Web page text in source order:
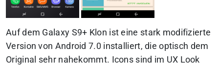
Auf dem Galaxy S9+ Klon ist eine stark modifizierte
Version von Android 7.0 installiert, die optisch dem
Original sehr nahekommt. Icons sind im UX Look